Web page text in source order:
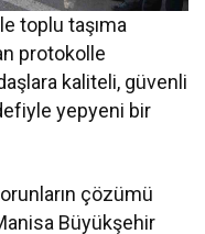
toplu taşıma
protokolle
kaliteli, güvenli
yepyeni bir
çözümü
Büyükşehir